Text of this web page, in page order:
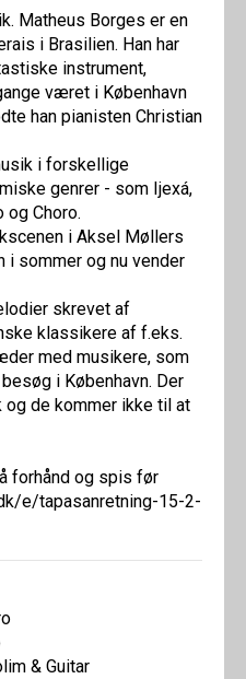
Matheus Borges er en
i Brasilien. Han har
instrument,
været i København
han pianisten Christian
i forskellige
genrer - som Ijexá,
og Choro.
i Aksel Møllers
i sommer og nu vender
skrevet af
klassikere af f.eks.
med musikere, som
i København. Der
de kommer ikke til at
forhånd og spis før
e/tapasanretning-15-2-
& Guitar